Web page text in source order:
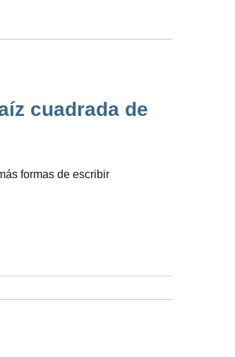
cuadrada de
formas de escribir